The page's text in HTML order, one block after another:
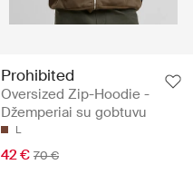
Prohibited
Oversized Zip-Hoodie -
Džemperiai su gobtuvu
L
42 € 70 €